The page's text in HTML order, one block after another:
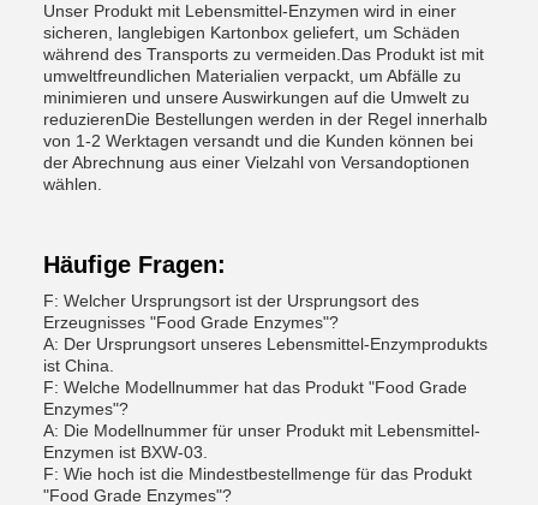
Unser Produkt mit Lebensmittel-Enzymen wird in einer
sicheren, langlebigen Kartonbox geliefert, um Schäden
während des Transports zu vermeiden.Das Produkt ist mit
umweltfreundlichen Materialien verpackt, um Abfälle zu
minimieren und unsere Auswirkungen auf die Umwelt zu
reduzierenDie Bestellungen werden in der Regel innerhalb
von 1-2 Werktagen versandt und die Kunden können bei
der Abrechnung aus einer Vielzahl von Versandoptionen
wählen.
Häufige Fragen:
F: Welcher Ursprungsort ist der Ursprungsort des
Erzeugnisses "Food Grade Enzymes"?
A: Der Ursprungsort unseres Lebensmittel-Enzymprodukts
ist China.
F: Welche Modellnummer hat das Produkt "Food Grade
Enzymes"?
A: Die Modellnummer für unser Produkt mit Lebensmittel-
Enzymen ist BXW-03.
F: Wie hoch ist die Mindestbestellmenge für das Produkt
"Food Grade Enzymes"?